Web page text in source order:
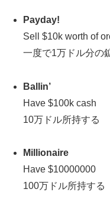
Payday!
Sell $10k worth of
一度で1万ドル分の
Ballin’
Have $100k cash
10万ドル所持する
Millionaire
Have $10000000
100万ドル所持する